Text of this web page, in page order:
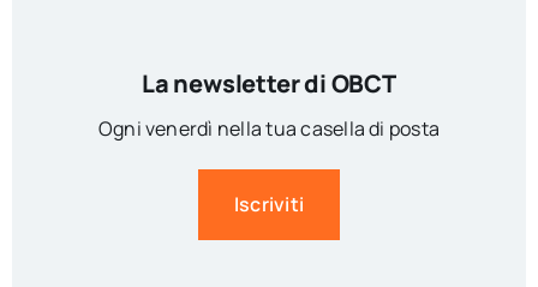
La newsletter di OBCT
Ogni venerdì nella tua casella di posta
Iscriviti